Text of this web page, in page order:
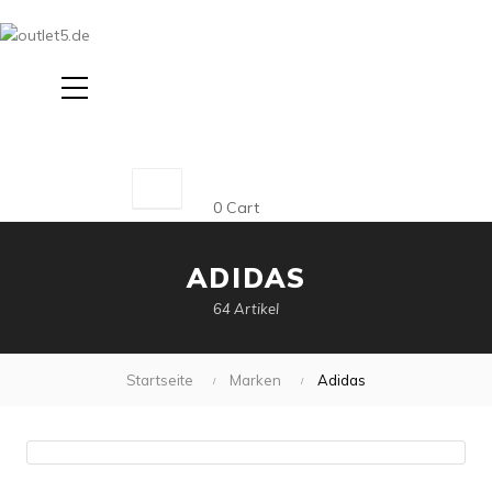
0 Cart
ADIDAS
64 Artikel
Startseite Marken Adidas